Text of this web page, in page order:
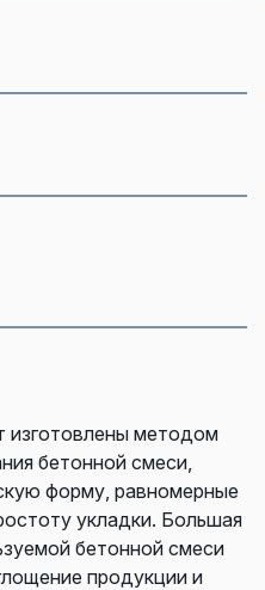
изготовлены методом
бетонной смеси,
форму, равномерные
укладки. Большая
бетонной смеси
продукции и